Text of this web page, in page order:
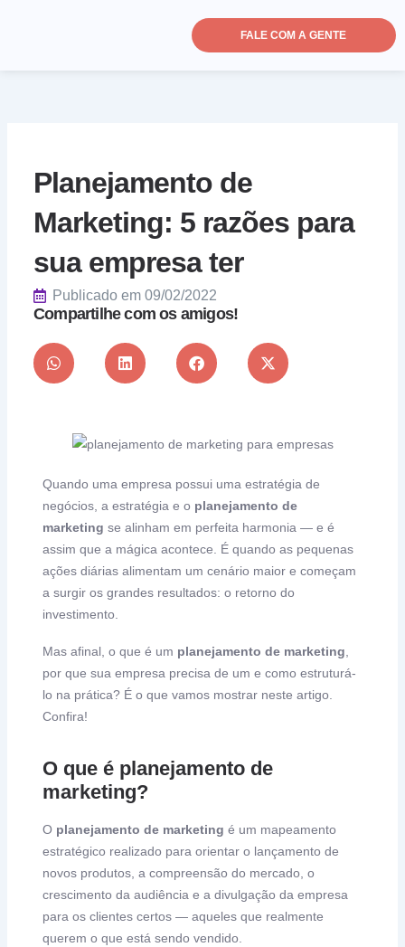
FALE COM A GENTE
Planejamento de
Marketing: 5 razões para
sua empresa ter
Publicado em 09/02/2022
Compartilhe com os amigos!
Quando uma empresa possui uma estratégia de
negócios, a estratégia e o planejamento de
marketing se alinham em perfeita harmonia — e é
assim que a mágica acontece. É quando as pequenas
ações diárias alimentam um cenário maior e começam
a surgir os grandes resultados: o retorno do
investimento.
Mas afinal, o que é um planejamento de marketing
por que sua empresa precisa de um e como estruturá-
lo na prática? É o que vamos mostrar neste artigo.
Confira!
O que é planejamento de
marketing?
O planejamento de marketing é um mapeamento
estratégico realizado para orientar o lançamento de
novos produtos, a compreensão do mercado, o
crescimento da audiência e a divulgação da empresa
para os clientes certos — aqueles que realmente
querem o que está sendo vendido.